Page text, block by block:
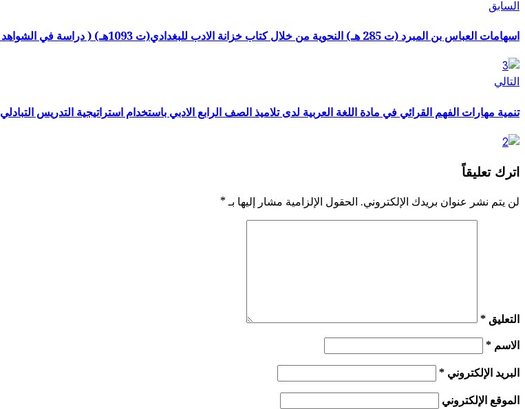
تصفّح
المقالات
السابق
اسهامات العباس بن المبرد (ت 285 هـ) النحوية من خلال كتاب خزانة الادب للبغدادي(ت 1093هـ) ( دراسة في الشواهد والتوجيهات)
التالي
تنمية مهارات الفهم القرائي في مادة اللغة العربية لدى تلاميذ الصف الرابع الادبي باستخدام استراتيجية التدريس التبادلي
اترك تعليقاً
لن يتم نشر عنوان بريدك الإلكتروني. الحقول الإلزامية مشار إليها بـ*
التعليق*
الاسم *
البريد الإلكتروني *
الموقع الإلكتروني